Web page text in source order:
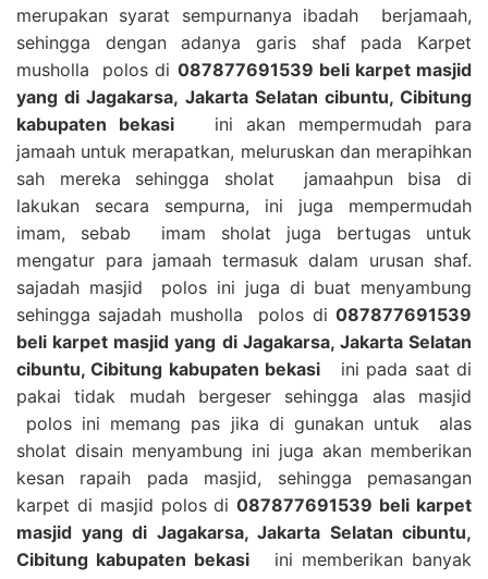
merupakan syarat sempurnanya ibadah berjamaah,
sehingga dengan adanya garis shaf pada Karpet
musholla polos di 087877691539 beli karpet masjid
yang di Jagakarsa, Jakarta Selatan cibuntu, Cibitung
kabupaten bekasi ini akan mempermudah para
jamaah untuk merapatkan, meluruskan dan merapihkan
sah mereka sehingga sholat jamaahpun bisa di
lakukan secara sempurna, ini juga mempermudah
imam, sebab imam sholat juga bertugas untuk
mengatur para jamaah termasuk dalam urusan shaf.
sajadah masjid polos ini juga di buat menyambung
sehingga sajadah musholla polos di 087877691539
beli karpet masjid yang di Jagakarsa, Jakarta Selatan
cibuntu, Cibitung kabupaten bekasi ini pada saat di
pakai tidak mudah bergeser sehingga alas masjid
polos ini memang pas jika di gunakan untuk alas
sholat disain menyambung ini juga akan memberikan
kesan rapaih pada masjid, sehingga pemasangan
karpet di masjid polos di087877691539 beli karpet
masjid yang di Jagakarsa, Jakarta Selatan cibuntu,
Cibitung kabupaten bekasiini memberikan banyak